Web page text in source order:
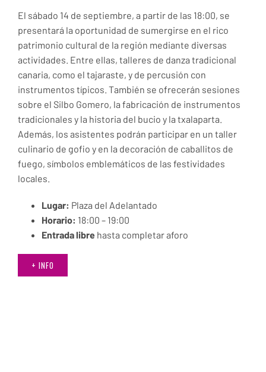
El sábado 14 de septiembre, a partir de las 18:00, se
presentará la oportunidad de sumergirse en el rico
patrimonio cultural de la región mediante diversas
actividades. Entre ellas, talleres de danza tradicional
canaria, como el tajaraste, y de percusión con
instrumentos típicos. También se ofrecerán sesiones
sobre el Silbo Gomero, la fabricación de instrumentos
tradicionales y la historia del bucio y la txalaparta.
Además, los asistentes podrán participar en un taller
culinario de gofio y en la decoración de caballitos de
fuego, símbolos emblemáticos de las festividades
locales.
Lugar: Plaza del Adelantado
Horario: 18:00 – 19:00
Entrada libre hasta completar aforo
+ INFO